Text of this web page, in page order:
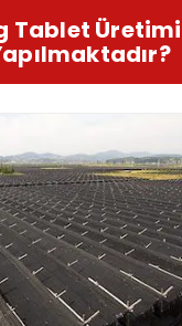
Tablet Üretimi